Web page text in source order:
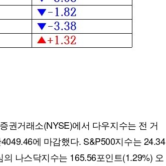
권거래소(NYSE)에서 다우지수는 전 거
에 마감했다. S&P500지수는 24.34
나스닥지수는 165.56포인트(1.29%) 오